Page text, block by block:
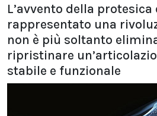
L’avvento della protesica
rappresentato una
non è più soltanto
ripristinare
stabile e funzionale